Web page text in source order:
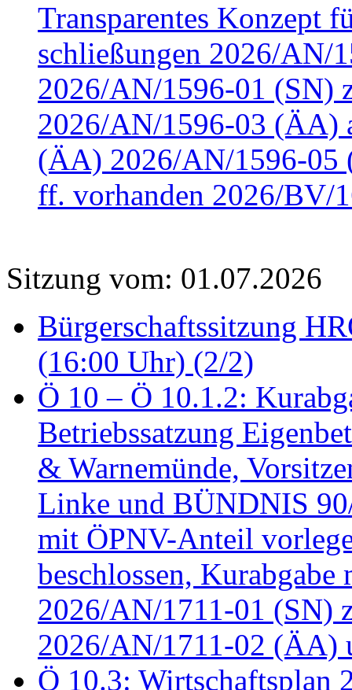
Transparentes Konzept
schließungen 2026/AN/
2026/AN/1596-01 (SN)
2026/AN/1596-03 (ÄA)
(ÄA) 2026/AN/1596-05
ff. vorhanden 2026/BV/
Sitzung vom: 01.07.2026
Bürgerschaftssitzung
(16:00 Uhr) (2/2)
Ö 10 – Ö 10.1.2:
Betriebssatzung
& Warnemünde,
Linke und BÜNDNIS
mit ÖPNV-Anteil
beschlossen,
2026/AN/1711-01 (SN)
2026/AN/1711-02 (ÄA)
Ö 10.3: Wirtschaftsplan